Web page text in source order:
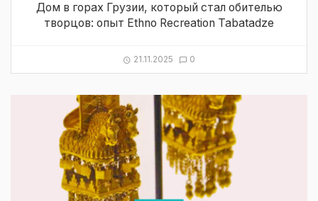
Дом в горах Грузии, который стал обителью
творцов: опыт Ethno Recreation Tabatadze
21.11.2025 0